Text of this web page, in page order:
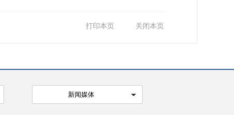
打印本页 关闭本页
新闻媒体